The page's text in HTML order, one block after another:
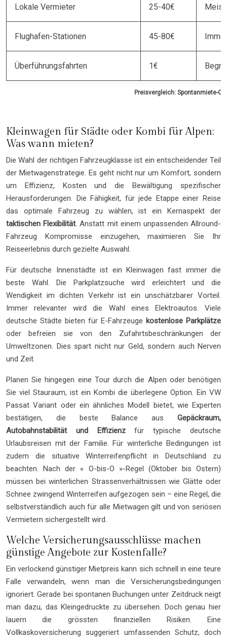
Preisvergleich: Spontanmiete-
Lokale Vermieter 25-40€
Flughafen-Stationen 45-80€
Überführungsfahrten 1€
Kleinwagen für Städte oder Kombi für Alpen:
Was wann mieten?
Die Wahl der richtigen Fahrzeugklasse ist ein entscheidender Teil
der Mietwagenstrategie. Es geht nicht nur um Komfort, sondern
um Effizienz, Kosten und die Bewältigung spezifischer
Herausforderungen. Die Fähigkeit, für jede Etappe einer Reise
das optimale Fahrzeug zu wählen, ist ein Kernaspekt der
taktischen Flexibilität. Anstatt mit einem unpassenden Allround-
Fahrzeug Kompromisse einzugehen, maximieren Sie Ihr
Reiseerlebnis durch gezielte Auswahl.
Für deutsche Innenstädte ist ein Kleinwagen fast immer die
beste Wahl. Die Parkplatzsuche wird erleichtert und die
Wendigkeit im dichten Verkehr ist ein unschätzbarer Vorteil.
Immer relevanter wird die Wahl eines Elektroautos. Viele
deutsche Städte bieten für E-Fahrzeuge kostenlose Parkplätze
oder befreien sie von den Zufahrtsbeschränkungen der
Umweltzonen. Dies spart nicht nur Geld, sondern auch Nerven
und Zeit.
Planen Sie hingegen eine Tour durch die Alpen oder benötigen
Sie viel Stauraum, ist ein Kombi die überlegene Option. Ein VW
Passat Variant oder ein ähnliches Modell bietet, wie Experten
bestätigen, die beste Balance aus Gepäckraum,
Autobahnstabilität und Effizienzfür typische deutsche
Urlaubsreisen mit der Familie. Für winterliche Bedingungen ist
zudem die situative Winterreifenpflicht in Deutschland zu
beachten. Nach der « O-bis-O »-Regel (Oktober bis Ostern)
müssen bei winterlichen Strassenverhältnissen wie Glätte oder
Schnee zwingend Winterreifen aufgezogen sein – eine Regel, die
selbstverständlich auch für alle Mietwagen gilt und von seriösen
Vermietern sichergestellt wird.
Welche Versicherungsausschlüsse machen
günstige Angebote zur Kostenfalle?
Ein verlockend günstiger Mietpreis kann sich schnell in eine teure
Falle verwandeln, wenn man die Versicherungsbedingungen
ignoriert. Gerade bei spontanen Buchungen unter Zeitdruck neigt
man dazu, das Kleingedruckte zu übersehen. Doch genau hier
lauern die grössten finanziellen Risiken. Eine
Vollkaskoversicherung suggeriert umfassenden Schutz, doch